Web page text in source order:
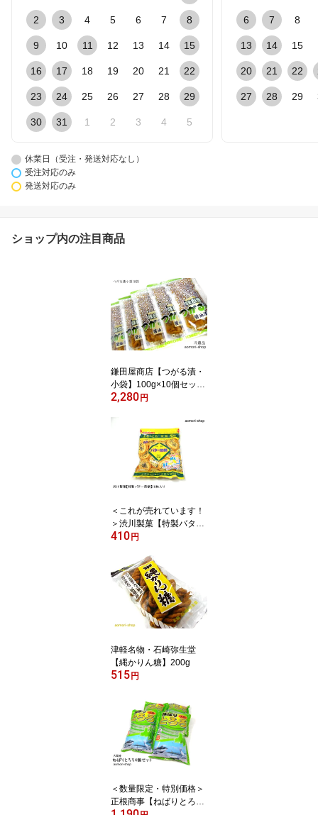
2 3 4 5 6 7 8
9 10 11 12 13 14 15
16 17 18 19 20 21 22
23 24 25 26 27 28 29
30 31 1 2 3 4 5
6 7 8
13 14 15
20 21 22
27 28 29
休業日（受注・発送対応なし）
受注対応のみ
発送対応のみ
ショップ内の注目商品
鎌田屋商店【つがる漬・
小袋】100g×10個セット
※冷蔵品・取寄品
2,280円
＜これが売れています！
＞渋川製菓【特製バター
煎餅】16枚入 ※単品
410円
津軽名物・石崎弥生堂
【縄かりん糖】200g
515円
＜数量限定・特別価格＞
正根商事【ねばりとろ